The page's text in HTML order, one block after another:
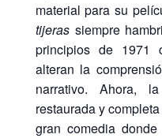
material para su
tijerassiempre
principios de 1971
alteran la
narrativo. Ahora,
restaurada y
gran comedia